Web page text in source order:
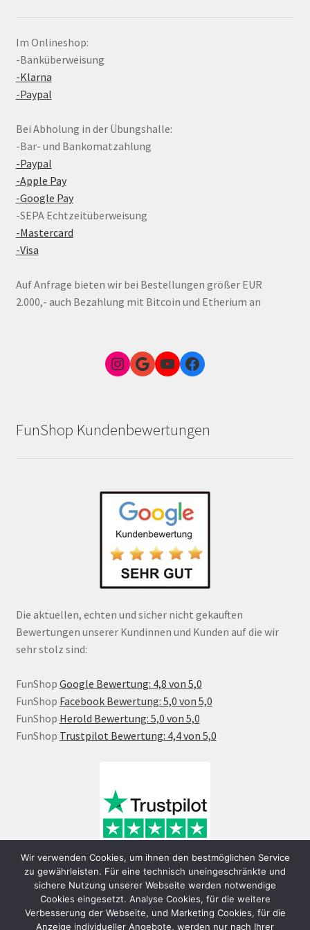
Im Onlineshop:
-Banküberweisung
-Klarna
-Paypal
Bei Abholung in der Übungshalle:
-Bar- und Bankomatzahlung
-Paypal
-Apple Pay
-Google Pay
-SEPA Echtzeitüberweisung
-Mastercard
-Visa
Auf Anfrage bieten wir bei Bestellungen größer EUR
2.000,- auch Bezahlung mit Bitcoin und Etherium an
Instagram
Google Link zum FunShop WienYouTubeFacebook
FunShop Kundenbewertungen
Die aktuellen, echten und sicher nicht gekauften
Bewertungen unserer Kundinnen und Kunden auf die wir
sehr stolz sind:
FunShop Google Bewertung: 4,8 von 5,0
FunShop Facebook Bewertung: 5,0 von 5,0
FunShop Herold Bewertung: 5,0 von 5,0
FunShop Trustpilot Bewertung: 4,4 von 5,0
Wir verwenden Cookies, um ihnen den bestmöglichen Service
zu gewährleisten. Für eine technisch uneingeschränkte und
sichere Nutzung unserer Webseite werden notwendige
Cookies eingesetzt. Analyse Cookies, für die weitere
Verbesserung der Webseite, und Marketing Cookies, für die
Anzeige individueller Angebote, werden nur nach Ihrer